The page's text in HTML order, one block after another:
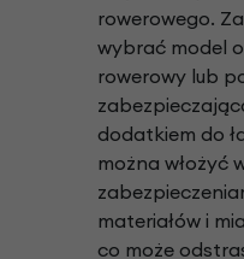
rowerowego.
wybrać model
rowerowy lub
dodatkiem do
można włożyć
materiałów i
co może